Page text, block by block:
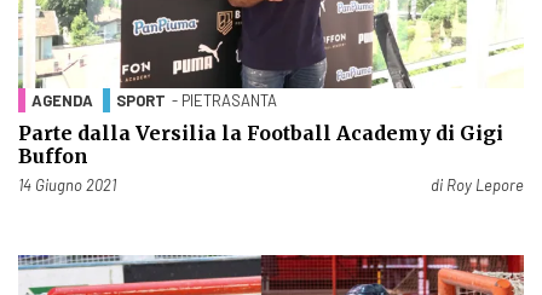
AGENDA SPORT - PIETRASANTA
Parte dalla Versilia la Football Academy di Gigi
Buffon
Pubblicato il
14 Giugno 2021 di Roy Lepore